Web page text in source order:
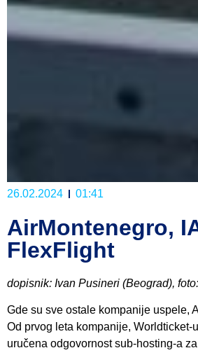
26.02.2024 01:41
AirMontenegro,
FlexFlight
dopisnik: Ivan Pusineri (Beograd),
Gde su sve ostale kompanije uspele,
Od prvog leta kompanije, Worldticket-
uručena odgovornost sub-hosting-a